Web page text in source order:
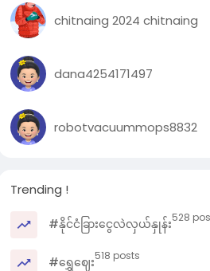
chitnaing 2024 chitnaing
dana4254171497
robotvacuummops8832
Trending !
#နိုင်ငံခြားငွေလဲလှယ်နှုန်း528
#ရွှေဈေး518 posts